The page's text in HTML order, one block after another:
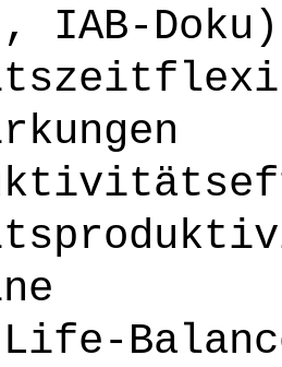
IAB-
Life-